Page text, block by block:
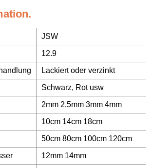
JSW
12.9
Lackiert oder verzinkt
Schwarz, Rot usw
2mm 2,5mm 3mm 4mm
10cm 14cm 18cm
50cm 80cm 100cm 120cm
12mm 14mm